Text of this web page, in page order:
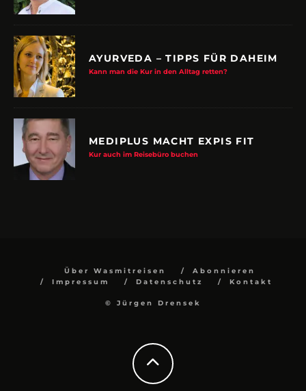
AYURVEDA – TIPPS FÜR DAHEIM
Kann man die Kur in den Alltag retten?
MEDIPLUS MACHT EXPIS FIT
Kur auch im Reisebüro buchen
Über Wasmitreisen
Abonnieren
Impressum
Datenschutz Kontakt
© Jürgen Drensek